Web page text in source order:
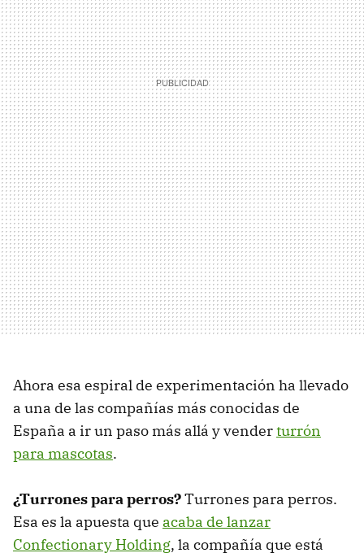
Ahora esa espiral de experimentación ha llevado
a una de las compañías más conocidas de
España a ir un paso más allá y venderturrón
para mascotas.
¿Turrones para perros?Turrones para perros.
Esa es la apuesta que acaba de lanzar
Confectionary Holding, la compañía que está